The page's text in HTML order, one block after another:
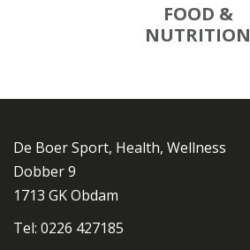
FOOD &
NUTRITION
De Boer Sport, Health, Wellness
Dobber 9
1713 GK Obdam
Tel: 0226 427185